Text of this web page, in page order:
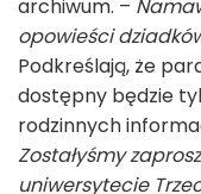
archiwum. –
opowieści
Podkreślają, że
dostępny będzie
rodzinnych
Zostałyśmy
uniwersytecie